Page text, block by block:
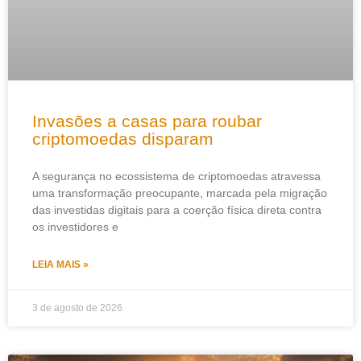
Invasões a casas para roubar
criptomoedas disparam
A segurança no ecossistema de criptomoedas atravessa
uma transformação preocupante, marcada pela migração
das investidas digitais para a coerção física direta contra
os investidores e
LEIA MAIS »
3 de agosto de 2026